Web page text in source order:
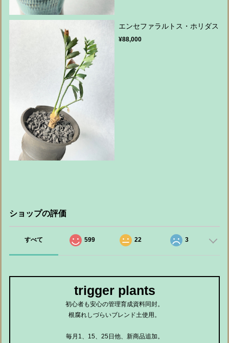
エンセファラルトス・ホリダス
¥88,000
ショップの評価
すべて 599 22 3
trigger plants
初心者も安心の管理育成資料同封。
根腐れしづらいブレンド土使用。
毎月1、15、25日他、新商品追加。